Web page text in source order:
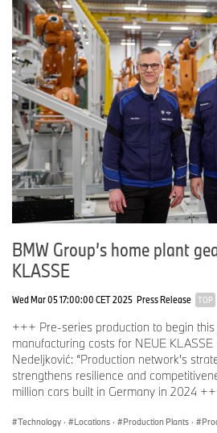
BMW Group’s home plant
KLASSE
Wed Mar 05 17:00:00 CET 2025 Press Release TOP
+++ Pre-series production to begin
manufacturing costs for NEUE
Nedeljković: “Production network's
strengthens resilience and
million cars built in Germany in 2024
Technology · Locations · Production Plants ·